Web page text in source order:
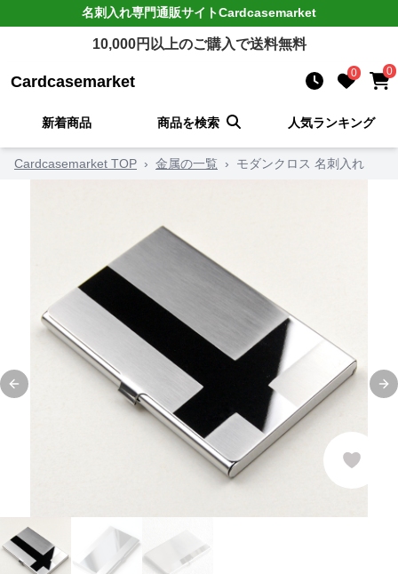
名刺入れ専門通販サイトCardcasemarket
10,000円以上のご購入で送料無料
Cardcasemarket 0 0
新着商品 商品を検索 人気ランキング
Cardcasemarket TOP › 金属の一覧 › モダンクロス 名刺入れ
Previous slide